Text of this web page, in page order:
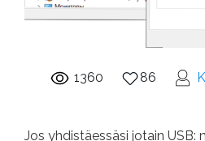
1360 86
Jos yhdistäessäsi jotain USB: